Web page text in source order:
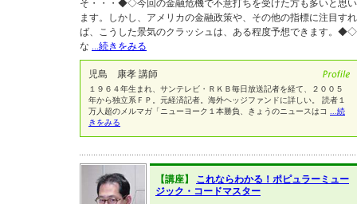
そ・・・◆◇今回の金融危機で不意打ちを受けた方も多いと思い
ます。しかし、アメリカの金融政策や、その他の指標に注目すれ
ば、こうした景気のクラッシュは、ある程度予想できます。◆◇
な ...続きをみる
児島 康孝 講師
１９６４年生まれ、サンテレビ・ＲＫＢ毎日放送記者を経て、２００５
年から独立系ＦＰ。元経済記者。海外ヘッジファンドに詳しい。 読者１
万人超のメルマガ「ニューヨーク１本勝負、きょうのニュースはコ
...続
きをみる
【講座】 これならわかる！ポピュラーミュー
ジック・コードマスター